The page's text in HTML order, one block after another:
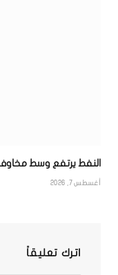
النفط يرتفع وسط
أغسطس 7, 2026
اترك تعليقاً